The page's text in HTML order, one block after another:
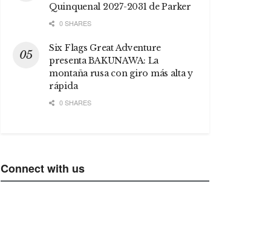
Quinquenal 2027-2031 de Parker
0 SHARES
Six Flags Great Adventure
presenta BAKUNAWA: La
montaña rusa con giro más alta y
rápida
0 SHARES
Connect with us